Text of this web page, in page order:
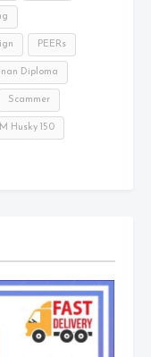
PEERs
Diploma
Scammer
Husky 150